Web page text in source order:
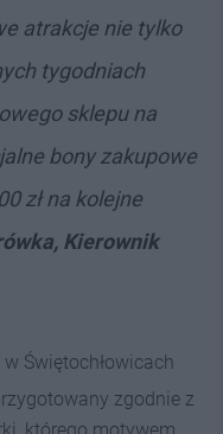
atrakcje nie tylko
tygodniach
sklepu na
bony zakupowe
zł na kolejne
Kierownik
Świętochłowicach
zgodnie z